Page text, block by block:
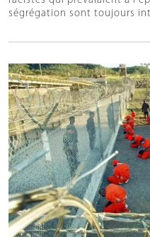
ségrégation sont toujours